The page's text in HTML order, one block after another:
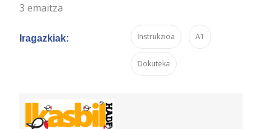
3 emaitza
Iragazkiak: Instrukzioa A1
Dokuteka